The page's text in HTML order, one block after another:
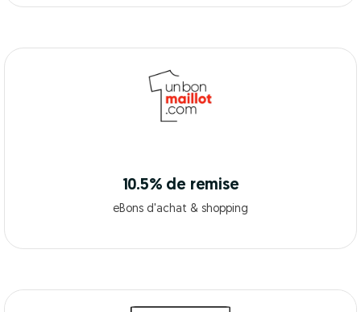
10.5% de remise
eBons d'achat & shopping